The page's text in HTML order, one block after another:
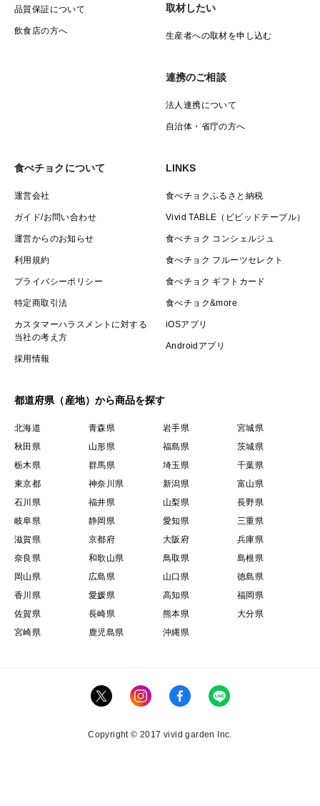
品質保証について
飲食店の方へ
取材したい
生産者への取材を申し込む
連携のご相談
法人連携について
自治体・省庁の方へ
食べチョクについて
運営会社
ガイド/お問い合わせ
運営からのお知らせ
利用規約
プライバシーポリシー
特定商取引法
カスタマーハラスメントに対する
当社の考え方
採用情報
LINKS
食べチョクふるさと納税
Vivid TABLE（ビビッドテーブル）
食べチョク コンシェルジュ
食べチョク フルーツセレクト
食べチョク ギフトカード
食べチョク&more
iOSアプリ
Androidアプリ
都道府県（産地）から商品を探す
北海道 青森県 岩手県
宮城県
秋田県
山形県 福島県
茨城県
栃木県
群馬県 埼玉県
千葉県
東京都
神奈川県 新潟県
富山県
石川県
福井県 山梨県
長野県
岐阜県
静岡県 愛知県
三重県
滋賀県
京都府 大阪府
兵庫県
奈良県
和歌山県 鳥取県
島根県
岡山県
広島県 山口県
徳島県
香川県
愛媛県 高知県
福岡県
佐賀県
長崎県 熊本県
大分県
宮崎県
鹿児島県 沖縄県
Copyright © 2017 vivid garden Inc.